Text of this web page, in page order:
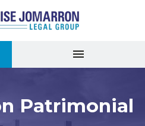
Patrimonial